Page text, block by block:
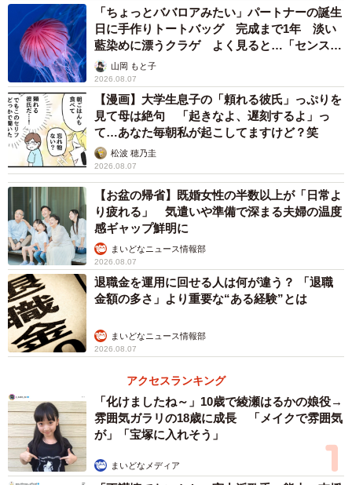
東海道・山陽新幹線700系 B編成の車内。肘掛けの幅は同じく50ミリほど
ちなみに１列５人掛けの普通車指定席。３人並びの座席
で、いちばん肘掛けの扱いに悩んでしまいそうな中央の座
席の幅は、２０～３０ミリほど大きくなって４６０ミリに
なっています。
「真ん中にはさまれる場所なので、広めになっていま
す。数字だけ見るとほかの座席との差は小さいように思わ
れるかも知れませんが、座ってみると意外にゆとりを感じ
ていただけます」
「ちょっとババロアみたい」パートナーの誕生
日に手作りトートバッグ 完成まで1年 淡い
藍染めに漂うクラゲ よく見ると…「センスす
ごい」山岡 もと子
2026.08.07
【漫画】大学生息子の「頼れる彼氏」っぷりを
見て母は絶句 「起きなよ、遅刻するよ」っ
て…あなた毎朝私が起こしてますけど？笑
松波 穂乃圭
2026.08.07
【お盆の帰省】既婚女性の半数以上が「日常よ
り疲れる」 気遣いや準備で深まる夫婦の温度
感ギャップ鮮明に
まいどなニュース情報部
2026.08.07
退職金を運用に回せる人は何が違う？ 「退職
金額の多さ」より重要な“ある経験”とは
まいどなニュース情報部
2026.08.07
アクセスランキング
「化けましたね～」10歳で綾瀬はるかの娘役→
雰囲気ガラリの18歳に成長 「メイクで雰囲気
が」「宝塚に入れそう」
まいどなメディア